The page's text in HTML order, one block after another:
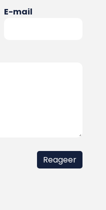
E-mail